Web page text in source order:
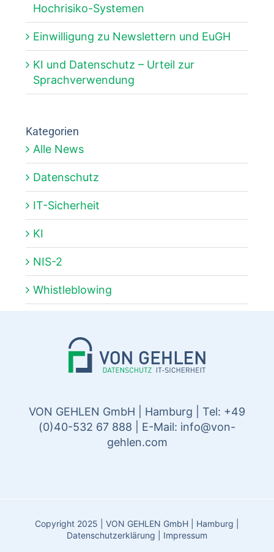
Hochrisiko-Systemen
Einwilligung zu Newslettern und EuGH
KI und Datenschutz – Urteil zur
Sprachverwendung
Kategorien
Alle News
Datenschutz
IT-Sicherheit
KI
NIS-2
Whistleblowing
VON GEHLEN GmbH | Hamburg | Tel: +49
(0)40-532 67 888 | E-Mail: info@von-
gehlen.com
Copyright 2025 | VON GEHLEN GmbH | Hamburg |
Datenschutzerklärung
Impressum